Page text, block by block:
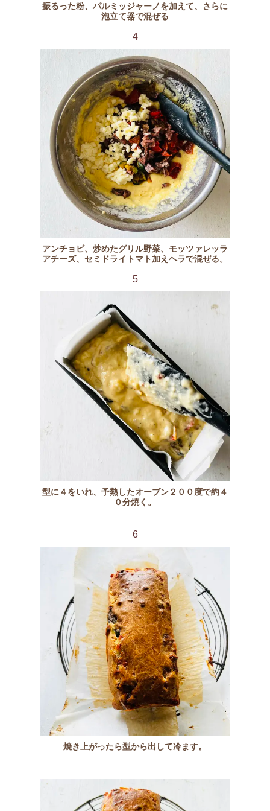
振るった粉、パルミッジャーノを加えて、さらに
泡立て器で混ぜる
4
アンチョビ、炒めたグリル野菜、モッツァレッラ
アチーズ、セミドライトマト加えヘラで混ぜる。
5
型に４をいれ、予熱したオーブン２００度で約４
０分焼く。
6
焼き上がったら型から出して冷ます。